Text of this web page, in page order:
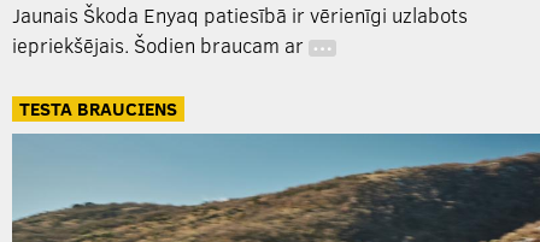
Jaunais Škoda Enyaq patiesībā ir vērienīgi uzlabots
iepriekšējais. Šodien braucam ar …
TESTA BRAUCIENS